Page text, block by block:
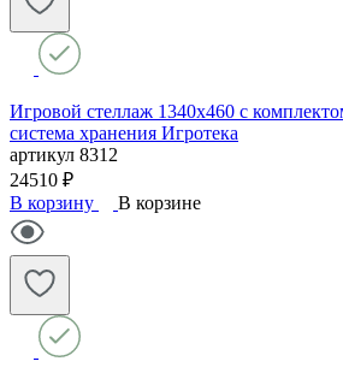
Игровой стеллаж 1340х460 с
система хранения Игротека
артикул 8312
24510 ₽
В корзину
В корзине